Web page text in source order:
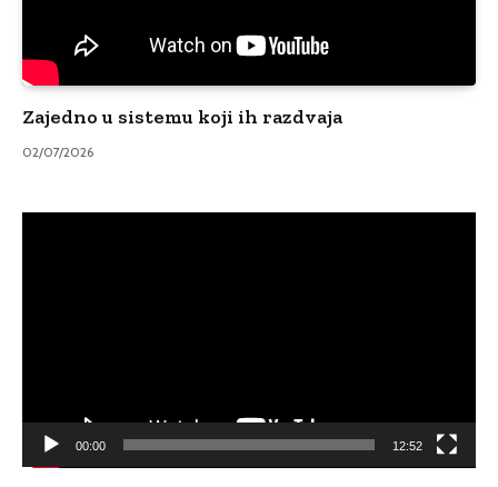
Zajedno u sistemu koji ih razdvaja
02/07/2026
00:00 12:52